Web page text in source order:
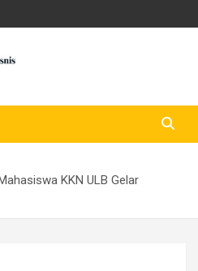
KKN ULB Gelar